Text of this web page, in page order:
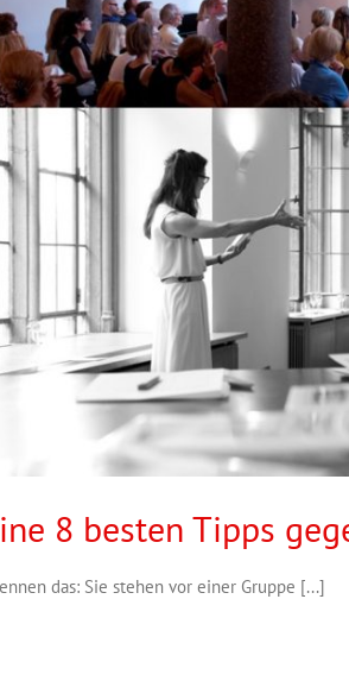
8 besten Tipps
das: Sie stehen vor einer Gruppe [...]